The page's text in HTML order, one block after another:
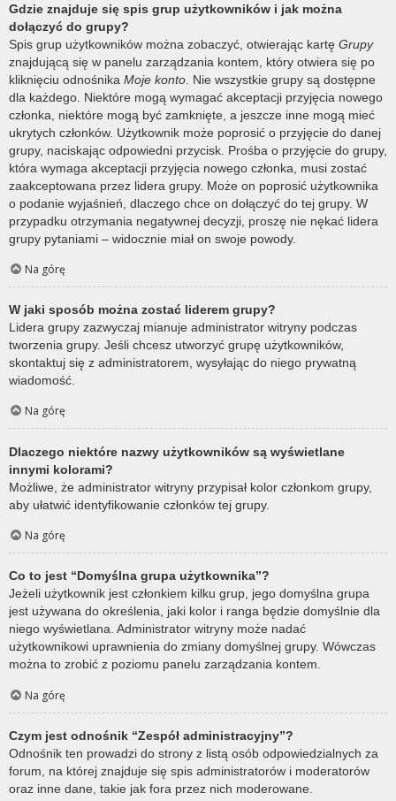
Gdzie znajduje się spis grup użytkowników i jak można
dołączyć do grupy?
Spis grup użytkowników można zobaczyć, otwierając kartę Grupy
znajdującą się w panelu zarządzania kontem, który otwiera się po
kliknięciu odnośnika Moje konto . Nie wszystkie grupy są dostępne
dla każdego. Niektóre mogą wymagać akceptacji przyjęcia nowego
członka, niektóre mogą być zamknięte, a jeszcze inne mogą mieć
ukrytych członków. Użytkownik może poprosić o przyjęcie do danej
grupy, naciskając odpowiedni przycisk. Prośba o przyjęcie do grupy,
która wymaga akceptacji przyjęcia nowego członka, musi zostać
zaakceptowana przez lidera grupy. Może on poprosić użytkownika
o podanie wyjaśnień, dlaczego chce on dołączyć do tej grupy. W
przypadku otrzymania negatywnej decyzji, proszę nie nękać lidera
grupy pytaniami – widocznie miał on swoje powody.
Na górę
W jaki sposób można zostać liderem grupy?
Lidera grupy zazwyczaj mianuje administrator witryny podczas
tworzenia grupy. Jeśli chcesz utworzyć grupę użytkowników,
skontaktuj się z administratorem, wysyłając do niego prywatną
wiadomość.
Na górę
Dlaczego niektóre nazwy użytkowników są wyświetlane
innymi kolorami?
Możliwe, że administrator witryny przypisał kolor członkom grupy,
aby ułatwić identyfikowanie członków tej grupy.
Na górę
Co to jest “Domyślna grupa użytkownika”?
Jeżeli użytkownik jest członkiem kilku grup, jego domyślna grupa
jest używana do określenia, jaki kolor i ranga będzie domyślnie dla
niego wyświetlana. Administrator witryny może nadać
użytkownikowi uprawnienia do zmiany domyślnej grupy. Wówczas
można to zrobić z poziomu panelu zarządzania kontem.
Na górę
Czym jest odnośnik “Zespół administracyjny”?
Odnośnik ten prowadzi do strony z listą osób odpowiedzialnych za
forum, na której znajduje się spis administratorów i moderatorów
oraz inne dane, takie jak fora przez nich moderowane.